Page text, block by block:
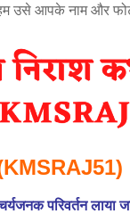
उसे आपके नाम और
परिवर्तन